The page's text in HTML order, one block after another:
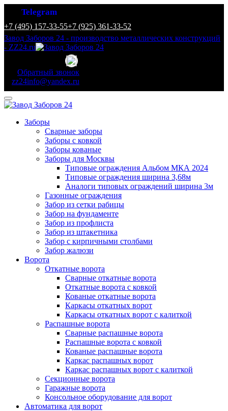
+7 (495) 157-33-55+7 (925) 361-33-52
Завод Заборов 24 - производство металлических конструкций
- ZZ24.ru
Telegram
Обратный звонок
zz24info@yandex.ru
Заборы
Сварные заборы
Заборы с ковкой
Заборы кованые
Заборы для Москвы
Типовые ограждения Альбом МКА 2024
Типовые ограждения ширина 3,68м
Аналоги типовых ограждений ширина 3м
Газонные ограждения
Забор из сетки рабицы
Забор на фундаменте
Забор из профлиста
Забор из штакетника
Забор с кирпичными столбами
Забор жалюзи
Ворота
Откатные ворота
Сварные откатные ворота
Откатные ворота с ковкой
Кованые откатные ворота
Каркасы откатных ворот
Каркасы откатных ворот с калиткой
Распашные ворота
Сварные распашные ворота
Распашные ворота с ковкой
Кованые распашные ворота
Каркас распашных ворот
Каркас распашных ворот с калиткой
Секционные ворота
Гаражные ворота
Консольное оборудование для ворот
Автоматика для ворот